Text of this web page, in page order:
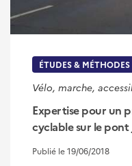
ÉTUDES & MÉTHODES
Vélo, marche,
Expertise pour un
cyclable sur le pont
Publié le 19/06/2018